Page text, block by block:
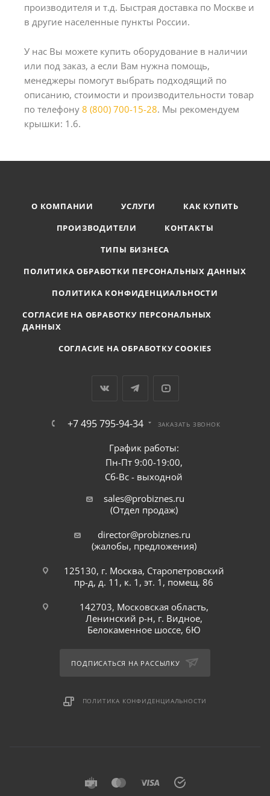
производителя и т.д. Быстрая доставка по Москве и
в другие населенные пункты России.
У нас Вы можете купить оборудование в наличии
или под заказ, а если Вам нужна помощь,
менеджеры помогут выбрать подходящий по
описанию, стоимости и производительности товар
по телефону 8 (800) 700-15-28. Мы рекомендуем
крышки: 1.6.
О КОМПАНИИ УСЛУГИ
КАК КУПИТЬ
ПРОИЗВОДИТЕЛИ
КОНТАКТЫ
ТИПЫ БИЗНЕСА
ПОЛИТИКА ОБРАБОТКИ ПЕРСОНАЛЬНЫХ ДАННЫХ
ПОЛИТИКА КОНФИДЕНЦИАЛЬНОСТИ
СОГЛАСИЕ НА ОБРАБОТКУ ПЕРСОНАЛЬНЫХ
ДАННЫХ
СОГЛАСИЕ НА ОБРАБОТКУ COOKIES
+7 495 795-94-34 ЗАКАЗАТЬ ЗВОНОК
График работы:
Пн-Пт 9:00-19:00,
Сб-Вс - выходной
sales@probiznes.ru
(Отдел продаж)
director@probiznes.ru
(жалобы, предложения)
125130, г. Москва, Старопетровский
пр-д, д. 11, к. 1, эт. 1, помещ. 86
142703, Московская область,
Ленинский р-н, г. Видное,
Белокаменное шоссе, 6Ю
ПОДПИСАТЬСЯ НА РАССЫЛКУ
ПОЛИТИКА КОНФИДЕНЦИАЛЬНОСТИ